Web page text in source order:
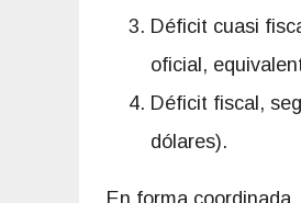
Déficit cuasi
oficial,
Déficit fiscal,
dólares).
En forma